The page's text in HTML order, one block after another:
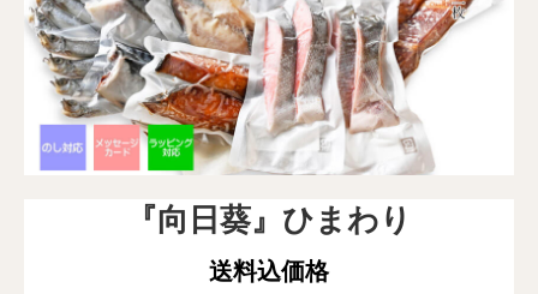
『向日葵』ひまわり
送料込価格